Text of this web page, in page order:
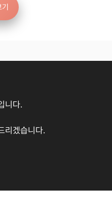
니다.
리겠습니다.